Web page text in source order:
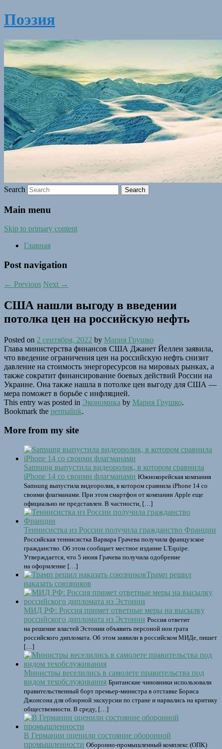
Поэзия
Search
Main menu
Skip to primary content
Главная
Post navigation
← Previous Next →
США нашли выгоду в введении
потолка цен на российскую нефть
Posted on 2 сентября, 2022 by Мария Грушко
Глава министерства финансов США Джанет Йеллен заявила,
что введение ограничения цен на российскую нефть снизит
давление на стоимость энергоресурсов на мировых рынках, а
также сократит финансирование боевых действий России на
Украине. Она также нашла в потолке цен выгоду для США —
мера поможет в борьбе с инфляцией.
This entry was posted in Экономика by Мария Грушко.
Bookmark the permalink.
More from my site
Samsung выпустила видеоролик, в котором сравнила
iPhone 14 со своими флагманами Южнокорейская компания
Samsung выпустила видеоролик, в котором сравнила iPhone 14 со
своими флагманами. При этом смартфон от компании Apple еще
официально не представлен. В частности, […]
Теннисистка из России получила гражданство Франции
Российская теннисистка Варвара Грачева получила французское
гражданство. Об этом сообщает местное издание L'Equipe.
Утверждается, что 5 июня Грачева получила одобрение
на оформление […]
Трамп решил
наказать союзников
МИД РФ: Россия примет ответные меры на высылку
российского дипломата из Эстонии Россия ответит
на решение властей Эстонии объявить персоной нон грата
российского дипломата. Об этом заявили в российском МИДе, пишет
[…]
Министры веселились в самолете правительства под
видом техобслуживания Британские чиновники использовали
правительственный борт премьер-министра в отставке Бориса
Джонсона для обзорной экскурсии по стране и нарвались на критику
общественности. В среду, […]
В Германии оценили состояние оборонной
промышленности Оборонно-промышленный комплекс (ОПК)